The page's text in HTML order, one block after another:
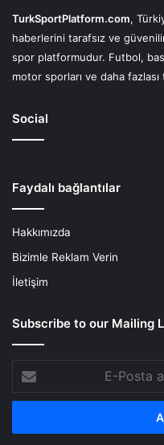
TurkSportPlatform.com,
haberlerini tarafsız ve
spor platformudur. Futbol,
motor sporları ve daha fazlası
Social
Faydalı bağlantılar
Hakkımızda
Bizimle Reklam Verin
İletişim
Subscribe to our Mailing
Posta
adresinizi